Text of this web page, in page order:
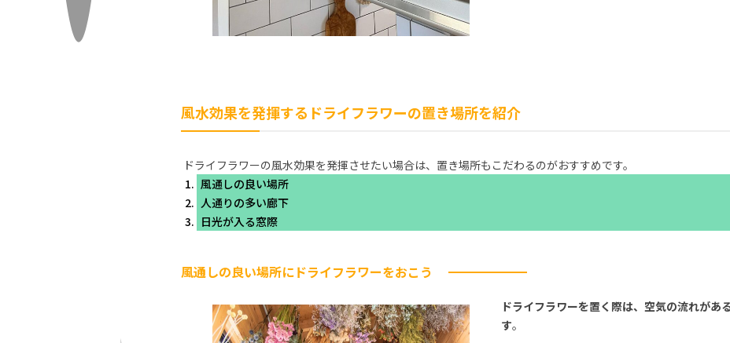
風水効果を発揮するドライフラワーの置き場所を紹介
ドライフラワーの風水効果を発揮させたい場合は、置き場所もこだわるのがおすすめです。
風通しの良い場所
人通りの多い廊下
日光が入る窓際
風通しの良い場所にドライフラワーをおこう
ドライフラワーを置く際は、空気の流れがあ
す。